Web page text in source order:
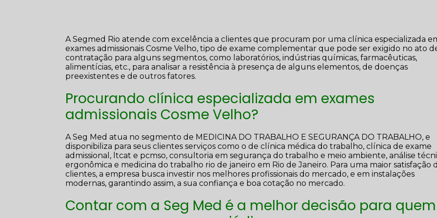
A Segmed Rio atende com excelência a clientes que procuram por uma clínica especializada
exames admissionais Cosme Velho, tipo de exame complementar que pode ser exigido no ato
contratação para alguns segmentos, como laboratórios, indústrias químicas, farmacêuticas,
alimentícias, etc., para analisar a resistência à presença de alguns elementos, de doenças
preexistentes e de outros fatores.
Procurando clínica especializada em exames
admissionais Cosme Velho?
A Seg Med atua no segmento de MEDICINA DO TRABALHO E SEGURANÇA DO TRABALHO, e
disponibiliza para seus clientes serviços como o de clínica médica do trabalho, clínica de exame
admissional, ltcat e pcmso, consultoria em segurança do trabalho e meio ambiente, análise
ergonômica e medicina do trabalho rio de janeiro em Rio de Janeiro. Para uma maior satisfação
clientes, a empresa busca investir nos melhores profissionais do mercado, e em instalações
modernas, garantindo assim, a sua confiança e boa cotação no mercado.
Contar com a Seg Med é a melhor decisão para quem